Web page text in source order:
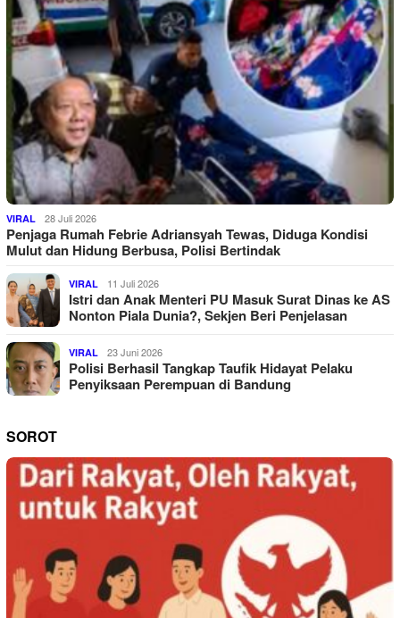
VIRAL 28 Juli 2026
Penjaga Rumah Febrie Adriansyah Tewas, Diduga Kondisi
Mulut dan Hidung Berbusa, Polisi Bertindak
VIRAL 11 Juli 2026
Istri dan Anak Menteri PU Masuk Surat Dinas ke AS
Nonton Piala Dunia?, Sekjen Beri Penjelasan
VIRAL 23 Juni 2026
Polisi Berhasil Tangkap Taufik Hidayat Pelaku
Penyiksaan Perempuan di Bandung
SOROT